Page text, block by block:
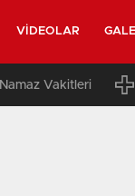
VIDEOLAR
Namaz Vakitleri